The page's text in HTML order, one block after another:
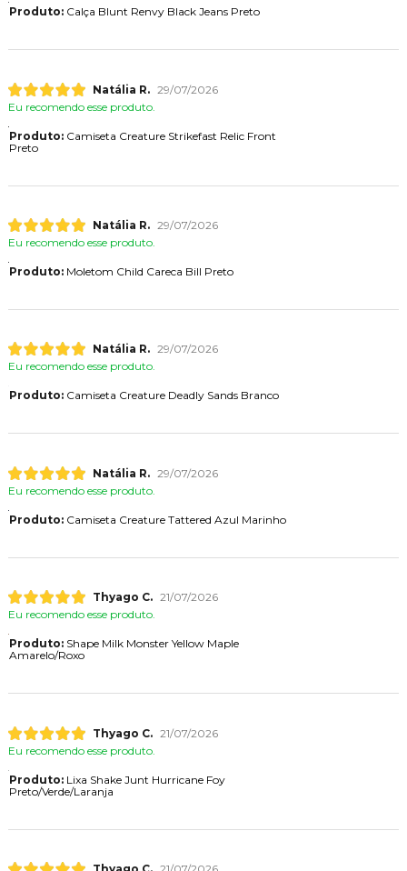
Produto:Calça Blunt Renvy Black Jeans Preto
Natália R. 29/07/2026
Eu recomendo esse produto.
Produto:Camiseta Creature Strikefast Relic Front
Preto
Natália R. 29/07/2026
Eu recomendo esse produto.
Produto:Moletom Child Careca Bill Preto
Natália R. 29/07/2026
Eu recomendo esse produto.
Produto:Camiseta Creature Deadly Sands Branco
Natália R. 29/07/2026
Eu recomendo esse produto.
Produto:Camiseta Creature Tattered Azul Marinho
Thyago C. 21/07/2026
Eu recomendo esse produto.
Produto:Shape Milk Monster Yellow Maple
Amarelo/Roxo
Thyago C. 21/07/2026
Eu recomendo esse produto.
Produto:Lixa Shake Junt Hurricane Foy
Preto/Verde/Laranja